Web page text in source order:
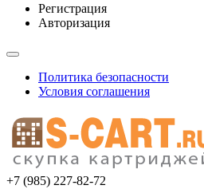
Регистрация
Авторизация
Политика безопасности
Условия соглашения
+7 (985) 227-82-72